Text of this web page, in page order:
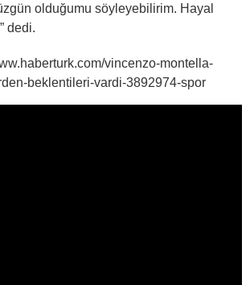
olduğumu söyleyebilirim. Hayal
dedi.
vincenzo-montella-
beklentileri-vardi-3892974-spor